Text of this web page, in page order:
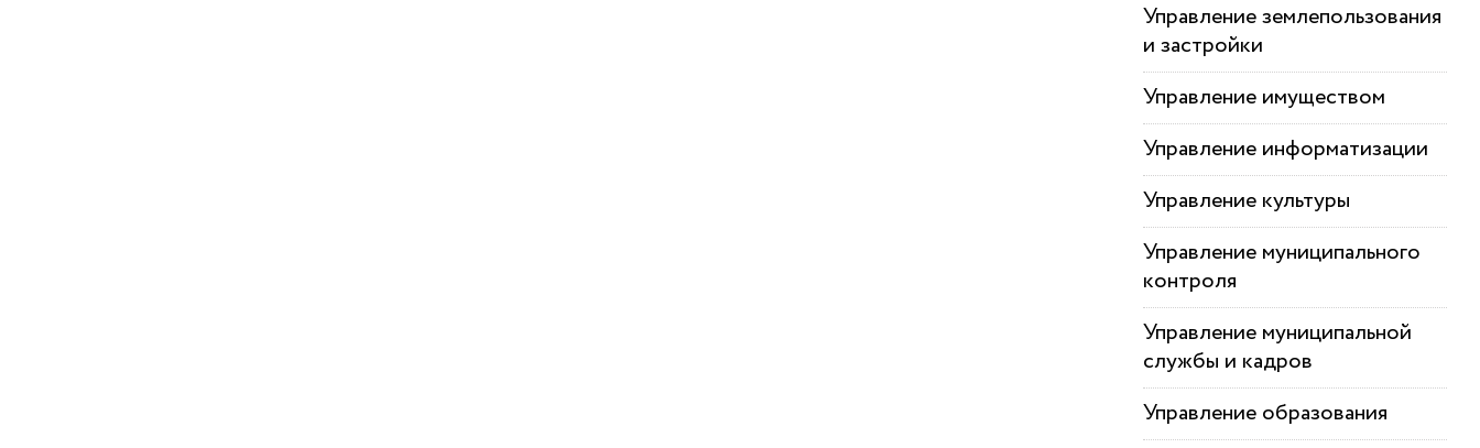
Управление землепользования
и застройки
Управление имуществом
Управление информатизации
Управление культуры
Управление муниципального
контроля
Управление муниципальной
службы и кадров
Управление образования